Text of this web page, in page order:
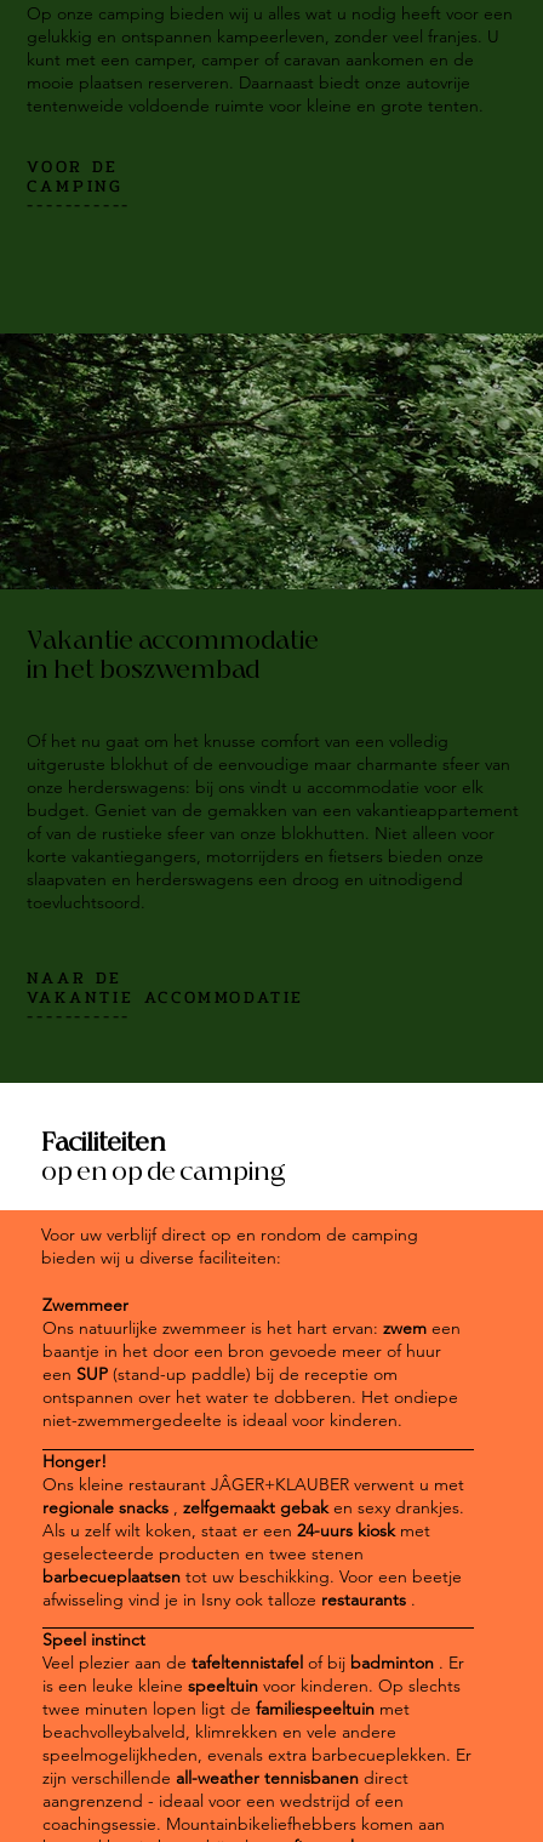
Op onze camping bieden wij u alles wat u nodig heeft voor een
gelukkig en ontspannen kampeerleven, zonder veel franjes. U
kunt met een camper, camper of caravan aankomen en de
mooie plaatsen reserveren. Daarnaast biedt onze autovrije
tentenweide voldoende ruimte voor kleine en grote tenten.
VOOR DE
CAMPING
-----------
Vakantie accommodatie
in het boszwembad
Of het nu gaat om het knusse comfort van een volledig
uitgeruste blokhut of de eenvoudige maar charmante sfeer van
onze herderswagens: bij ons vindt u accommodatie voor elk
budget. Geniet van de gemakken van een vakantieappartement
of van de rustieke sfeer van onze blokhutten. Niet alleen voor
korte vakantiegangers, motorrijders en fietsers bieden onze
slaapvaten en herderswagens een droog en uitnodigend
toevluchtsoord.
NAAR DE
VAKANTIE ACCOMMODATIE
-----------
Faciliteiten
op en op de camping
Voor uw verblijf direct op en rondom de camping
bieden wij u diverse faciliteiten:
Zwemmeer
Ons natuurlijke zwemmeer is het hart ervan: zwemeen
baantje in het door een bron gevoede meer of huur
een SUP(stand-up paddle) bij de receptie om
ontspannen over het water te dobberen. Het ondiepe
niet-zwemmergedeelte is ideaal voor kinderen.
Honger!
Ons kleine restaurant JÂGER+KLAUBER verwent u met
regionale snacks, zelfgemaakt gebaken sexy drankjes.
Als u zelf wilt koken, staat er een 24-uurs kioskmet
geselecteerde producten en twee stenen
barbecueplaatsentot uw beschikking. Voor een beetje
afwisseling vind je in Isny ook talloze restaurants.
Speel instinct
Veel plezier aan de tafeltennistafelof bij badminton. Er
is een leuke kleine speeltuinvoor kinderen. Op slechts
twee minuten lopen ligt de familiespeeltuinmet
beachvolleybalveld, klimrekken en vele andere
speelmogelijkheden, evenals extra barbecueplekken. Er
zijn verschillende all-weather tennisbanendirect
aangrenzend - ideaal voor een wedstrijd of een
coachingsessie. Mountainbikeliefhebbers komen aan